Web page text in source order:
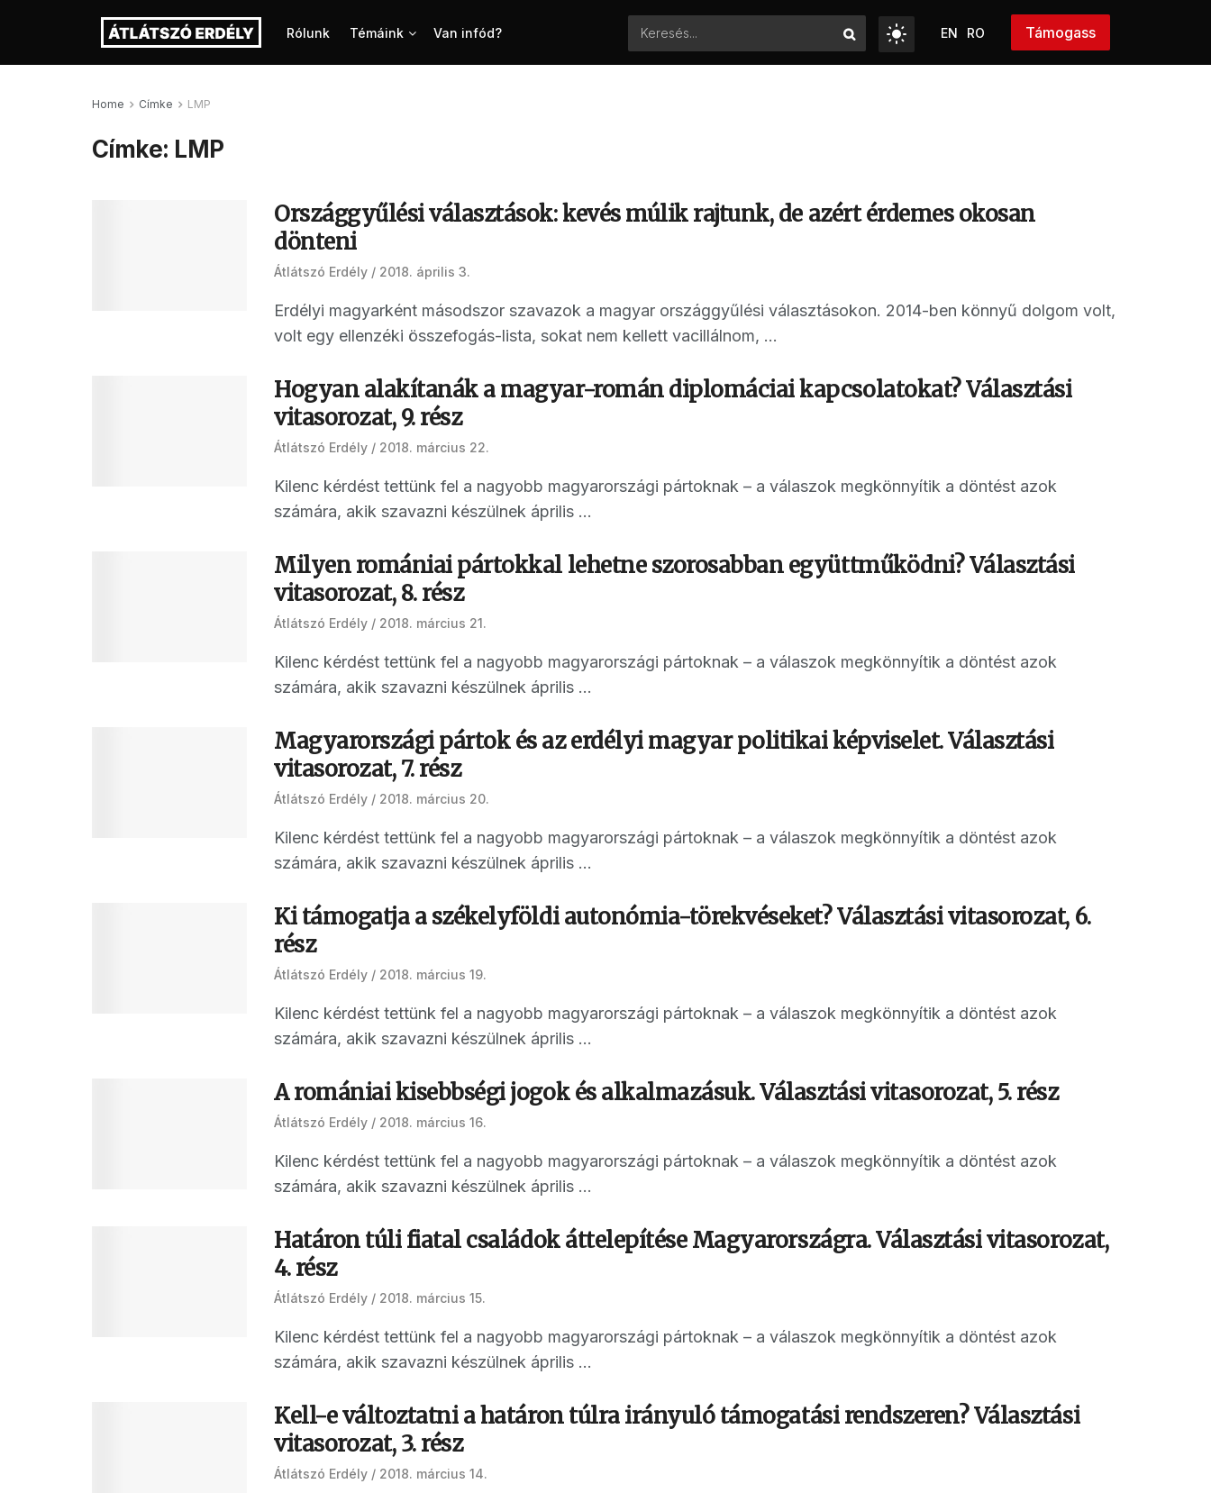
Rólunk Témáink Van infód? EN RO Támogass
Home Címke LMP
Címke: LMP
Országgyűlési választások: kevés múlik rajtunk, de azért érdemes okosan
dönteni
Átlátszó Erdély 2018. április 3.
Erdélyi magyarként másodszor szavazok a magyar országgyűlési választásokon. 2014-ben könnyű dolgom volt,
volt egy ellenzéki összefogás-lista, sokat nem kellett vacillálnom, ...
Hogyan alakítanák a magyar-román diplomáciai kapcsolatokat? Választási
vitasorozat, 9. rész
Átlátszó Erdély 2018. március 22.
Kilenc kérdést tettünk fel a nagyobb magyarországi pártoknak – a válaszok megkönnyítik a döntést azok
számára, akik szavazni készülnek április ...
Milyen romániai pártokkal lehetne szorosabban együttműködni? Választási
vitasorozat, 8. rész
Átlátszó Erdély 2018. március 21.
Kilenc kérdést tettünk fel a nagyobb magyarországi pártoknak – a válaszok megkönnyítik a döntést azok
számára, akik szavazni készülnek április ...
Magyarországi pártok és az erdélyi magyar politikai képviselet. Választási
vitasorozat, 7. rész
Átlátszó Erdély 2018. március 20.
Kilenc kérdést tettünk fel a nagyobb magyarországi pártoknak – a válaszok megkönnyítik a döntést azok
számára, akik szavazni készülnek április ...
Ki támogatja a székelyföldi autonómia-törekvéseket? Választási vitasorozat, 6.
rész
Átlátszó Erdély 2018. március 19.
Kilenc kérdést tettünk fel a nagyobb magyarországi pártoknak – a válaszok megkönnyítik a döntést azok
számára, akik szavazni készülnek április ...
A romániai kisebbségi jogok és alkalmazásuk. Választási vitasorozat, 5. rész
Átlátszó Erdély 2018. március 16.
Kilenc kérdést tettünk fel a nagyobb magyarországi pártoknak – a válaszok megkönnyítik a döntést azok
számára, akik szavazni készülnek április ...
Határon túli fiatal családok áttelepítése Magyarországra. Választási vitasorozat,
4. rész
Átlátszó Erdély 2018. március 15.
Kilenc kérdést tettünk fel a nagyobb magyarországi pártoknak – a válaszok megkönnyítik a döntést azok
számára, akik szavazni készülnek április ...
Kell-e változtatni a határon túlra irányuló támogatási rendszeren? Választási
vitasorozat, 3. rész
Átlátszó Erdély 2018. március 14.